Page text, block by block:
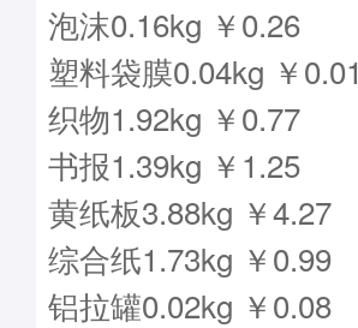
泡沫0.16kg ￥0.26
塑料袋膜0.04kg ￥0.01
织物1.92kg ￥0.77
书报1.39kg ￥1.25
黄纸板3.88kg ￥4.27
综合纸1.73kg ￥0.99
铝拉罐0.02kg ￥0.08